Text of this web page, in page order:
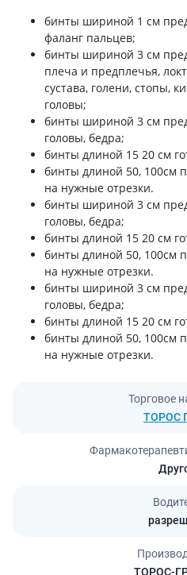
бинты шириной 1 см
фаланг пальцев;
бинты шириной 3 см
плеча и предплечья,
сустава, голени, стопы,
головы;
бинты шириной 3 см
головы, бедра;
бинты длиной 15 20 см
бинты длиной 50, 100см
на нужные отрезки.
бинты шириной 3 см
головы, бедра;
бинты длиной 15 20 см
бинты длиной 50, 100см
на нужные отрезки.
бинты шириной 3 см
головы, бедра;
бинты длиной 15 20 см
бинты длиной 50, 100см
на нужные отрезки.
Торговое
ТОРОС
ТОРОС-